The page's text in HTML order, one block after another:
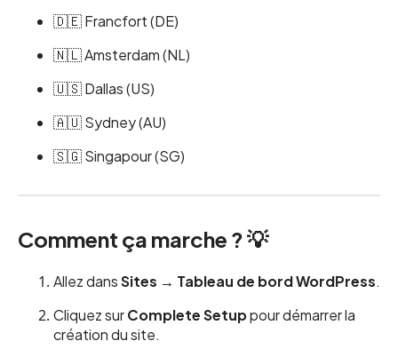
🇩🇪 Francfort (DE)
🇳🇱 Amsterdam (NL)
🇺🇸 Dallas (US)
🇦🇺 Sydney (AU)
🇸🇬 Singapour (SG)
Comment ça marche ? 💡
Allez dansSites → Tableau de bord WordPress.
Cliquez surComplete Setuppour démarrer la
création du site.